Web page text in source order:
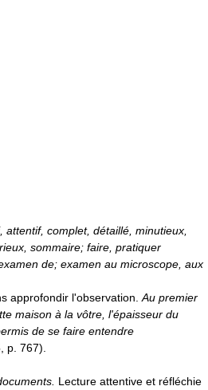
attentif, complet, détaillé, minutieux,
sommaire; faire, pratiquer
de; examen au microscope, aux
approfondir l'observation. Au premier
maison à la vôtre, l'épaisseur du
de se faire entendre
p. 767).
Lecture attentive et réfléchie